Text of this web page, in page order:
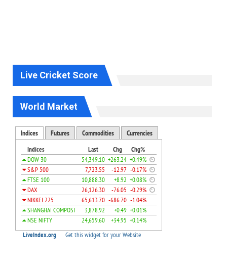
Live Cricket Score
World Market